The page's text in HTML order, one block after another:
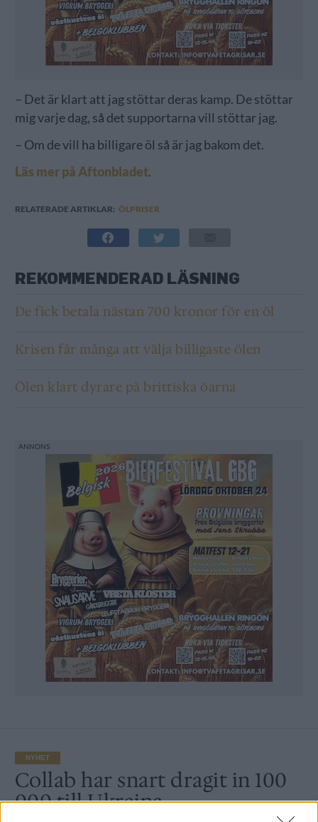
– Det är klart att jag stöttar deras kamp. De stöttar
mig varje dag, så det supportarna vill stöttar jag.
– Om de vill ha billigare öl så är jag bakom det.
Läs mer på Aftonbladet.
RELATERADE ARTIKLAR: ÖLPRISER
REKOMMENDERAD LÄSNING
De fick betala nästan 700 kronor för en öl
Krisen får många att välja billigaste ölen
Ölen klart dyrare på brittiska öarna
NYHET
Collab har snart dragit in 100
000 till Ukraina